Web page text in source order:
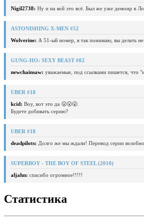
Nigil2738: Ну и на кой это всё. Был же уже демонр в
ASTONISHING X-MEN #52
Wolverine: А 51-ый номер, я так понимаю, вы делать не
GUNG-HO: SEXY BEAST #02
newchainsaw: уважаемые, под ссылками пишется, что
UBER #18
kcid: Воу, вот это да 😮😮😮.
Будете добивать серию?
UBER #18
deadpilots: Долго же мы ждали! Перевод серии
SUPERBOY - THE BOY OF STEEL (2010)
aljahn: спасибо огромное!!!!!
Статистика